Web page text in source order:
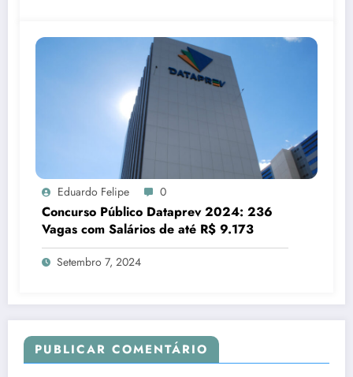
Eduardo Felipe 0
Concurso Público Dataprev 2024: 236
Vagas com Salários de até R$ 9.173
Setembro 7, 2024
PUBLICAR COMENTÁRIO